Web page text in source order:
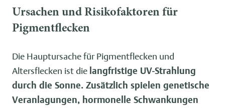
Ursachen und Risikofaktoren für
Pigmentflecken
Die Hauptursache für Pigmentflecken und
Altersflecken ist die langfristige UV-Strahlung
durch die Sonne. Zusätzlich spielen genetische
Veranlagungen, hormonelle Schwankungen